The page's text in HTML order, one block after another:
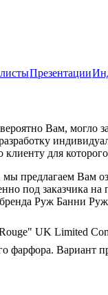
Презентации
вероятно Вам, могло
для
предлагаем Вам
под заказчика на
Руж Банни
UK Limited
фарфора. Вариант